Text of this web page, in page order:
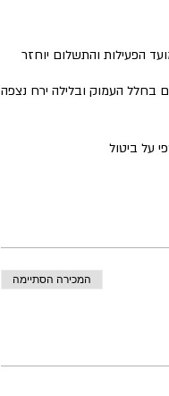
הפעילות והתשלום יוחזר
בחלל העמוק ובלילה ירח נצפה
המכירה הסתיימה